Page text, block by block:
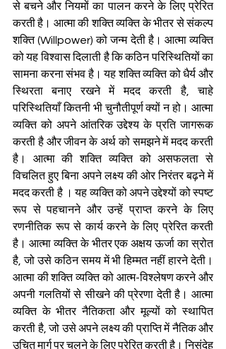
से बचने और नियमों का पालन करने के लिए प्रेरित
करती है। आत्मा की शक्ति व्यक्ति के भीतर से संकल्प
शक्ति (Willpower) को जन्म देती है। आत्मा व्यक्ति
को यह विश्वास दिलाती है कि कठिन परिस्थितियों का
सामना करना संभव है। यह शक्ति व्यक्ति को धैर्य और
स्थिरता बनाए रखने में मदद करती है, चाहे
परिस्थितियाँ कितनी भी चुनौतीपूर्ण क्यों न हो। आत्मा
व्यक्ति को अपने आंतरिक उद्देश्य के प्रति जागरूक
करती है और जीवन के अर्थ को समझने में मदद करती
है। आत्मा की शक्ति व्यक्ति को असफलता से
विचलित हुए बिना अपने लक्ष्य की ओर निरंतर बढ़ने में
मदद करती है । यह व्यक्ति को अपने उद्देश्यों को स्पष्ट
रूप से पहचानने और उन्हें प्राप्त करने के लिए
रणनीतिक रूप से कार्य करने के लिए प्रेरित करती
है। आत्मा व्यक्ति के भीतर एक अक्षय ऊर्जा का स्रोत
है, जो उसे कठिन समय में भी हिम्मत नहीं हारने देती।
आत्मा की शक्ति व्यक्ति को आत्म-विश्लेषण करने और
अपनी गलतियों से सीखने की प्रेरणा देती है। आत्मा
व्यक्ति के भीतर नैतिकता और मूल्यों को स्थापित
करती है, जो उसे अपने लक्ष्य की प्राप्ति में नैतिक और
उचित मार्ग पर चलने के लिए प्रेरित करती है। निसंदेह